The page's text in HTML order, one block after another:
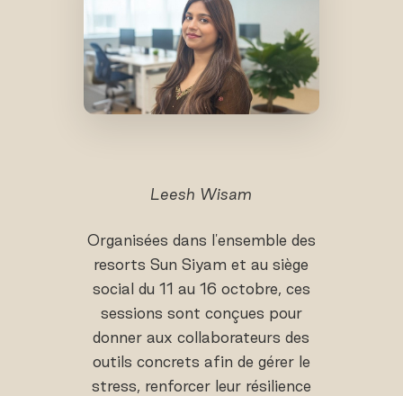
Leesh Wisam
Organisées dans l'ensemble des
resorts Sun Siyam et au siège
social du 11 au 16 octobre, ces
sessions sont conçues pour
donner aux collaborateurs des
outils concrets afin de gérer le
stress, renforcer leur résilience